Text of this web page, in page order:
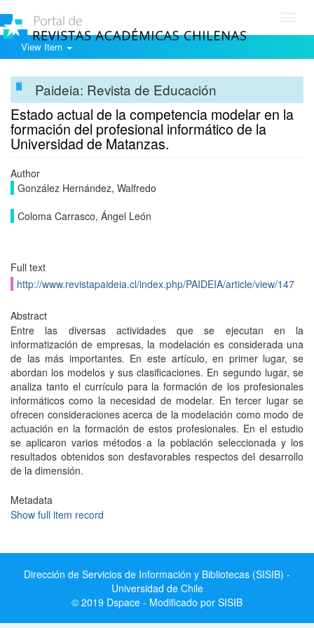
View Item
Paideia: Revista de Educación
Estado actual de la competencia modelar en la
formación del profesional informático de la
Universidad de Matanzas.
Author
González Hernández, Walfredo
Coloma Carrasco, Ángel León
Full text
http://www.revistapaideia.cl/index.php/PAIDEIA/article/view/147
Abstract
Entre las diversas actividades que se ejecutan en la
informatización de empresas, la modelación es considerada una
de las más importantes. En este artículo, en primer lugar, se
abordan los modelos y sus clasificaciones. En segundo lugar, se
analiza tanto el currículo para la formación de los profesionales
informáticos como la necesidad de modelar. En tercer lugar se
ofrecen consideraciones acerca de la modelación como modo de
actuación en la formación de estos profesionales. En el estudio
se aplicaron varios métodos a la población seleccionada y los
resultados obtenidos son desfavorables respectos del desarrollo
de la dimensión.
Metadata
Show full item record
Dirección de Servicios de Información y Bibliotecas (SISIB) -
Universidad de Chile
© 2019 Dspace - Modificado por SISIB